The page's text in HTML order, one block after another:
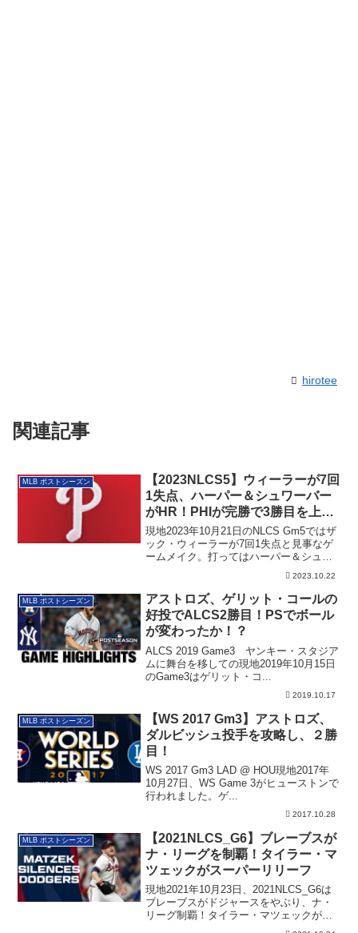
hirotee
関連記事
MLB ポストシーズン
【2023NLCS5】ウィーラーが7回
1失点、ハーパー＆シュワーバー
がHR！PHIが完勝で3勝目を上
げ、WS進出に王手
現地2023年10月21日のNLCS Gm5ではザ
ック・ウィーラーが7回1失点と見事なゲ
ームメイク。打ってはハーパー＆シュワ
ーバーにHRが出てPHIが完勝。NLCS3勝
目を上げ、WS進出に王手をかけました。
2023.10.22
MLB ポストシーズン
アストロズ、ゲリット・コールの
好投でALCS2勝目！PSでボール
が変わったか！？
ALCS 2019 Game3 ヤンキー・スタジア
ムに舞台を移しての現地2019年10月15日
のGame3はゲリット・コ...
2019.10.17
MLB ポストシーズン
【WS 2017 Gm3】アストロズ、
ダルビッシュ投手を攻略し、２勝
目！
WS 2017 Gm3 LAD @ HOU現地2017年
10月27日、WS Game 3がヒューストンで
行われました。ゲ...
2017.10.28
MLB ポストシーズン
【2021NLCS_G6】ブレーブスが
ナ・リーグを制覇！タイラー・マ
ツェックがスーパーリリーフ
現地2021年10月23日、2021NLCS_G6は
ブレーブスがドジャースをやぶり、ナ・
リーグ制覇！タイラー・マツェックがス
ーパーリリーフを見せてくれました。そ